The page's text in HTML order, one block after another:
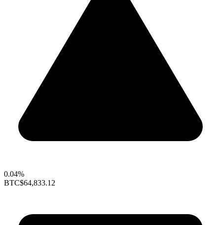
0.04%
BTC$64,833.12